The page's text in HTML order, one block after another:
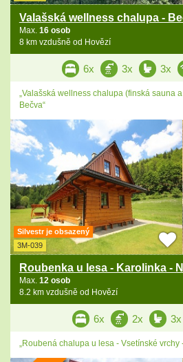
Valašská wellness chalupa -
Max. 16 osob
8 km vzdušně od Hovězí
6x 3x 3x
„Valašská wellness chalupa (finská sauna
Bečva“
Silvestr je obsazený
3M-039
Roubenka u lesa - Karolinka -
Max. 12 osob
8.2 km vzdušně od Hovězí
6x 2x 3x
„Roubená chalupa u lesa - Vsetínské vrchy